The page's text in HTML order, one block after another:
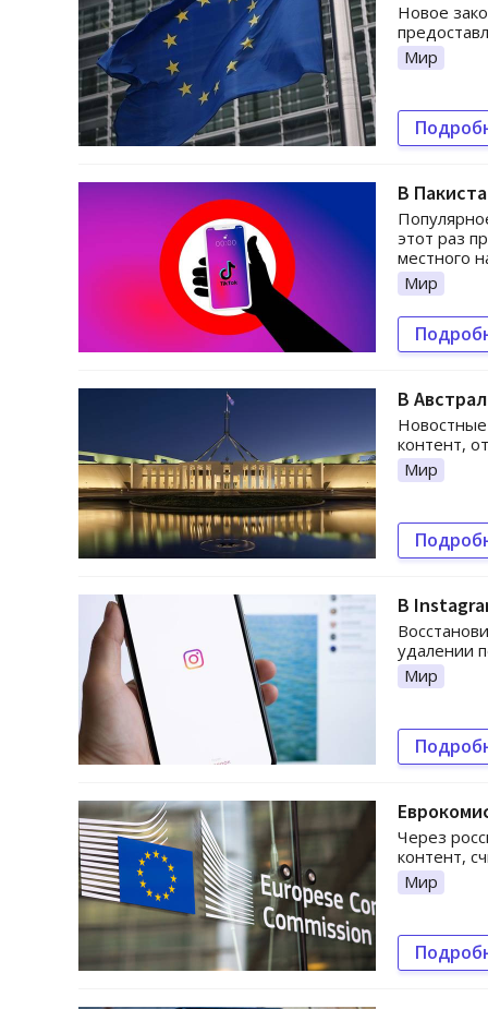
Новое
Мир
В
этот раз
местного
Мир
В
контент,
Мир
В
удалении
Мир
Через
контент,
Мир